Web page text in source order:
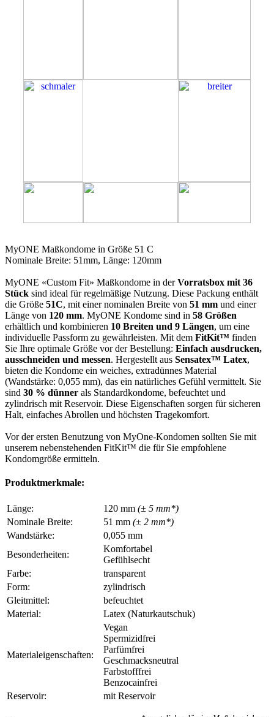
MyONE Maßkondome in Größe 51 C
Nominale Breite: 51mm, Länge: 120mm
MyONE «Custom Fit» Maßkondome in derVorratsbox mit 36
Stück sind ideal für regelmäßige Nutzung. Diese Packung enthält
die Größe 51C, mit einer nominalen Breite von 51 mm und einer
Länge von 120 mm. MyONE Kondome sind in 58 Größen
erhältlich und kombinieren 10 Breiten und 9 Längen, um eine
individuelle Passform zu gewährleisten. Mit dem FitKit™ finden
Sie Ihre optimale Größe vor der Bestellung: Einfach ausdrucken,
ausschneiden und messen. Hergestellt aus Sensatex™ Latex,
bieten die Kondome ein weiches, extradünnes Material
(Wandstärke: 0,055 mm), das ein natürliches Gefühl vermittelt. Sie
sind 30 % dünner als Standardkondome, befeuchtet und
zylindrisch mit Reservoir. Diese Eigenschaften sorgen für sicheren
Halt, einfaches Abrollen und höchsten Tragekomfort.
Vor der ersten Benutzung von MyOne-Kondomen sollten Sie mit
unserem nebenstehenden FitKit™ die für Sie empfohlene
Kondomgröße ermitteln.
Produktmerkmale:
Länge: 120 mm (± 5 mm*)
Nominale Breite:
51 mm (± 2 mm*)
Wandstärke:
0,055 mm
Besonderheiten:
Komfortabel
Gefühlsecht
Farbe:
transparent
Form:
zylindrisch
Gleitmittel:
befeuchtet
Material:
Latex (Naturkautschuk)
Materialeigenschaften:
Vegan
Spermizidfrei
Parfümfrei
Geschmacksneutral
Farbstofffrei
Benzocainfrei
Reservoir:
mit Reservoir